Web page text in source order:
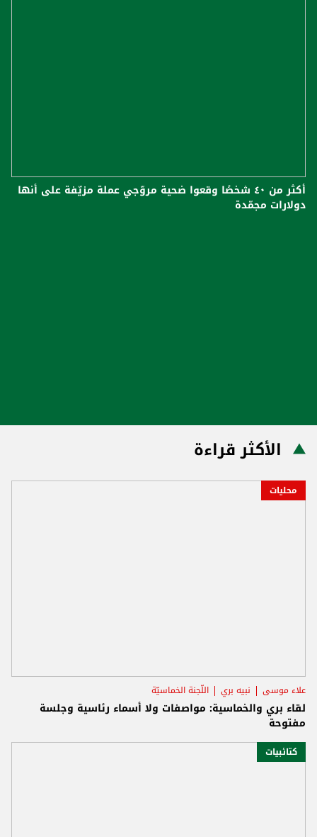
أكثر من ٤٠ شخصًا وقعوا ضحية مروّجي عملة مزيّفة على أنها
دولارات مجمّدة
الأكثر قراءة
محليات
علاء موسى نبيه بري اللّجنة الخماسيّة
لقاء بري والخماسية: مواصفات ولا أسماء رئاسية وجلسة
مفتوحة
كتائبيات